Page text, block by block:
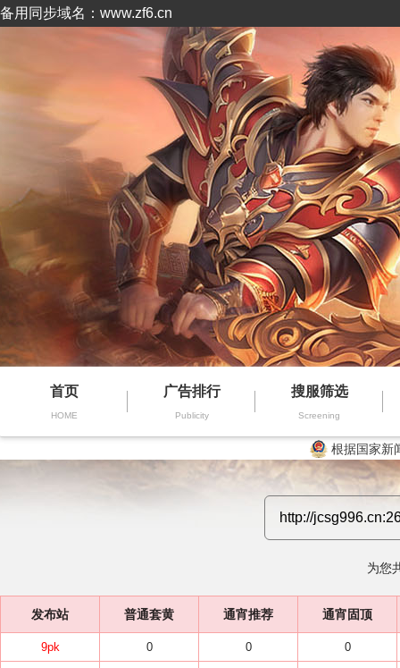
备用同步域名：www.zf6.cn
首页
HOME
广告排行
Publicity
搜服筛选
Screening
根据国家新
为您
发布站 普通套黄 通宵推荐 通宵固顶
9pk 0 0 0